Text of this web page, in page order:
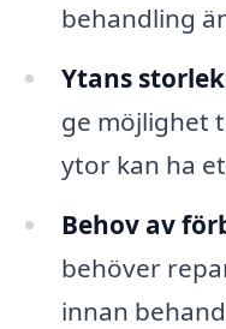
behandling
Ytans
ge möjlighet
ytor kan ha
Behov av
behöver
innan